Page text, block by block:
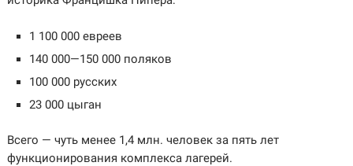
1 100 000 евреев
140 000—150 000 поляков
100 000 русских
23 000 цыган
Всего — чуть менее 1,4 млн. человек за пять лет
функционирования комплекса лагерей.